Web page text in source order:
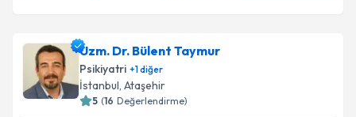
Uzm. Dr. Bülent Taymur
Psikiyatri +1diğer
İstanbul, Ataşehir
5 (16 Değerlendirme)